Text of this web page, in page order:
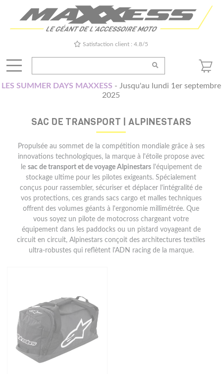
Satisfaction client : 4.8/5
LES SUMMER DAYS MAXXESS - Jusqu'au lundi 1er septembre
2025
SAC DE TRANSPORT | ALPINESTARS
Propulsée au sommet de la compétition mondiale grâce à ses
innovations technologiques, la marque à l'étoile propose avec
le sac de transport et de voyage Alpinestarsl'équipement de
stockage ultime pour les pilotes exigeants. Spécialement
conçus pour rassembler, sécuriser et déplacer l'intégralité de
vos protections, ces grands sacs cargo et malles techniques
offrent des volumes géants à l'ergonomie millimétrée. Que
vous soyez un pilote de motocross chargeant votre
équipement dans les paddocks ou un pistard voyageant de
circuit en circuit, Alpinestars conçoit des architectures textiles
ultra-robustes qui reflètent l'ADN racing de la marque.